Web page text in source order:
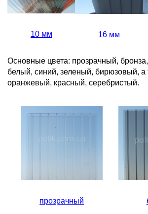
10 мм 16 мм
Основные цвета: прозрачный,
белый, синий, зеленый, бирюзовый, а
оранжевый, красный, серебристый.
прозрачный